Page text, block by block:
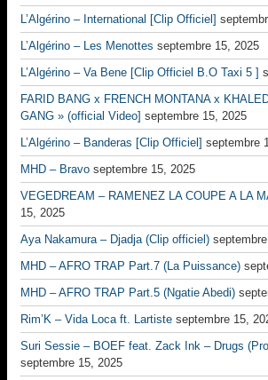
L’Algérino – International [Clip Officiel]
L’Algérino – Les Menottes septembre 15, 2025
L’Algérino – Va Bene [Clip Officiel B.O Taxi 5 ]
FARID BANG x FRENCH MONTANA x
GANG » (official Video] septembre 15, 2025
L’Algérino – Banderas [Clip Officiel] septembre
MHD – Bravo septembre 15, 2025
VEGEDREAM – RAMENEZ LA COUPE A LA
15, 2025
Aya Nakamura – Djadja (Clip officiel)
MHD – AFRO TRAP Part.7 (La Puissance)
MHD – AFRO TRAP Part.5 (Ngatie Abedi)
Rim’K – Vida Loca ft. Lartiste septembre 15,
Suri Sessie – BOEF feat. Zack Ink – Drugs
septembre 15, 2025